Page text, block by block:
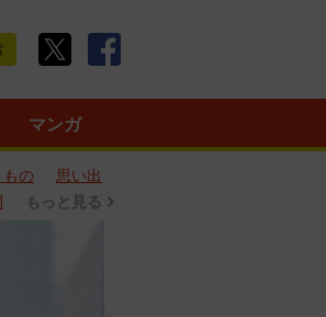
マンガ
もの
思い出
もっと見る